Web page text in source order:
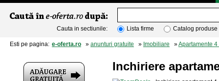
Cauta in sectiunile: Lista firme Catalog produse
Esti pe pagina: e-oferta.ro » anunturi gratuite » Imobiliare »Apartamente 4
Inchiriere